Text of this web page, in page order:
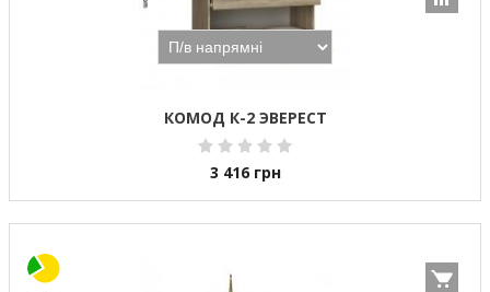
КОМОД К-2 ЭВЕРЕСТ
3 416 грн